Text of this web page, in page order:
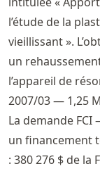
l’étude de la
vieillissant ».
un
l’appareil de
2007/03 — 1,25
La demande FCI
un financement
: 380 276 $ de la